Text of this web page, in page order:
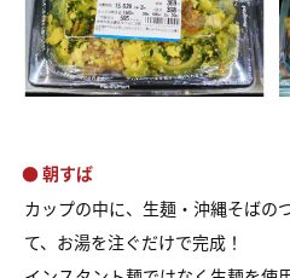
● 朝すば
カップの中に、生麺・沖縄そばの
て、お湯を注ぐだけで完成！